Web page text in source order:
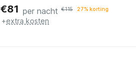
€81 per nacht €115 27% korting
+extra kosten